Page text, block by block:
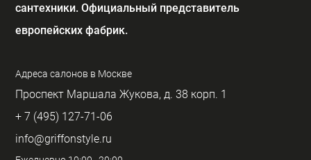
сантехники. Официальный представитель
европейских фабрик.
Адреса салонов в Москве
Проспект Маршала Жукова, д. 38 корп. 1
+ 7 (495) 127-71-06
info@griffonstyle.ru